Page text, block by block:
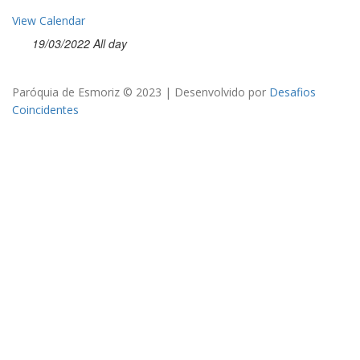
View Calendar
19/03/2022 All day
Paróquia de Esmoriz © 2023 | Desenvolvido por Desafios
Coincidentes